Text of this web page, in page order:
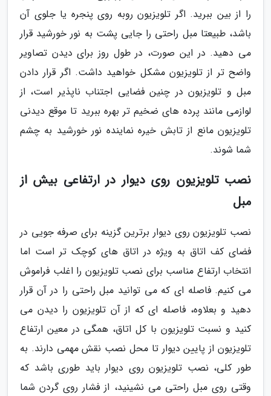
را از بین ببرید. اگر تلویزیون روبه روی پنجره یا جلوی آن
باشد، طبیعتا مبل راحتی را جایی پشت به نور خورشید قرار
می دهید. در این صورت، در طول روز برای دیدن تصاویر
واضح تر از تلویزیون مشکل خواهید داشت. اگر قرار دادن
مبل و تلویزیون در چنین فضایی اجتناب ناپذیر است، از
لوازمی مانند پرده های ضخیم تر بهره ببرید تا موقع دیدنی
تلویزیون مانع از تابش خیره نماینده نور خورشید به چشم
شما شوند.
نصب تلویزیون روی دیوار در ارتفاعی بیش از
مبل
نصب تلویزیون روی دیوار برترین گزینه برای صرفه جویی در
فضای کف اتاق به ویژه در اتاق های کوچک تر است اما
انتخاب ارتفاع مناسب برای نصب تلویزیون را اغلب فراموش
می کنیم. فاصله ای که می توانید مبل راحتی را در آن قرار
دهید و بعلاوه، فاصله ای که از آن تلویزیون را دیدن می
کنید و نسبت تلویزیون با کل اتاق، همگی در معین ارتفاع
تلویزیون از پایین دیوار تا محل نصب نقش مهمی دارند. به
طور کلی، نصب تلویزیون روی دیوار باید طوری باشد که
وقتی روی مبل راحتی می نشینید، از فشار روی گردن شما